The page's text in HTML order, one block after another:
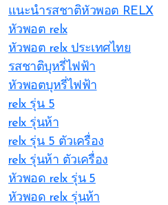
แนะนำรสชาติหัวพอต RELX
หัวพอต relx
หัวพอต relx ประเทศไทย
รสชาติบุหรี่ไฟฟ้า
หัวพอตบุหรี่ไฟฟ้า
relx รุ่น 5
relx รุ่นห้า
relx รุ่น 5 ตัวเครื่อง
relx รุ่นห้า ตัวเครื่อง
หัวพอด relx รุ่น 5
หัวพอด relx รุ่นห้า